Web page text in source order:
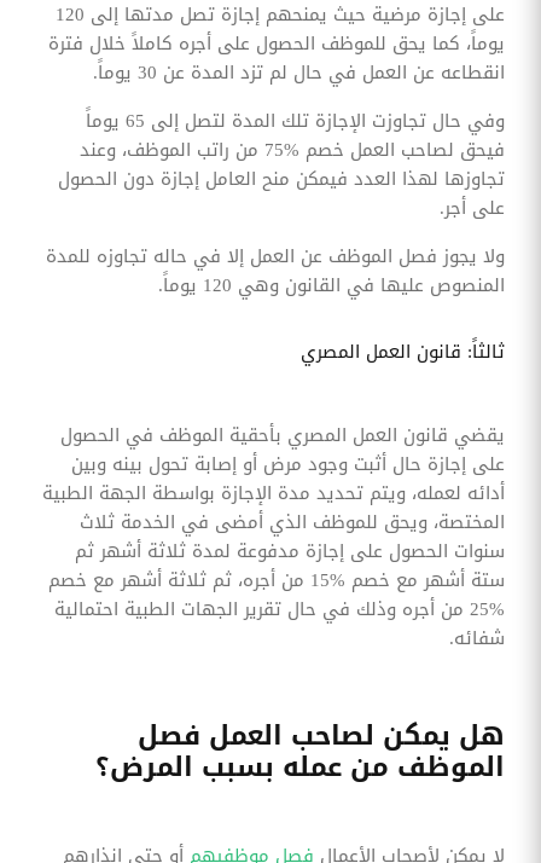
على إجازة مرضية حيث يمنحهم إجازة تصل مدتها إلى 120
يوماً، كما يحق للموظف الحصول على أجره كاملاً خلال فترة
انقطاعه عن العمل في حال لم تزد المدة عن 30 يوماً.
وفي حال تجاوزت الإجازة تلك المدة لتصل إلى 65 يوماً
فيحق لصاحب العمل خصم %75 من راتب الموظف، وعند
تجاوزها لهذا العدد فيمكن منح العامل إجازة دون الحصول
على أجر.
ولا يجوز فصل الموظف عن العمل إلا في حاله تجاوزه للمدة
المنصوص عليها في القانون وهي 120 يوماً.
ثالثاً: قانون العمل المصري
يقضي قانون العمل المصري بأحقية الموظف في الحصول
على إجازة حال أثبت وجود مرض أو إصابة تحول بينه وبين
أدائه لعمله، ويتم تحديد مدة الإجازة بواسطة الجهة الطبية
المختصة، ويحق للموظف الذي أمضى في الخدمة ثلاث
سنوات الحصول على إجازة مدفوعة لمدة ثلاثة أشهر ثم
ستة أشهر مع خصم %15 من أجره، ثم ثلاثة أشهر مع خصم
%25 من أجره وذلك في حال تقرير الجهات الطبية احتمالية
شفائه.
هل يمكن لصاحب العمل فصل
الموظف من عمله بسبب المرض؟
لا يمكن لأصحاب الأعمال فصل موظفيهم أو حتى إنذارهم